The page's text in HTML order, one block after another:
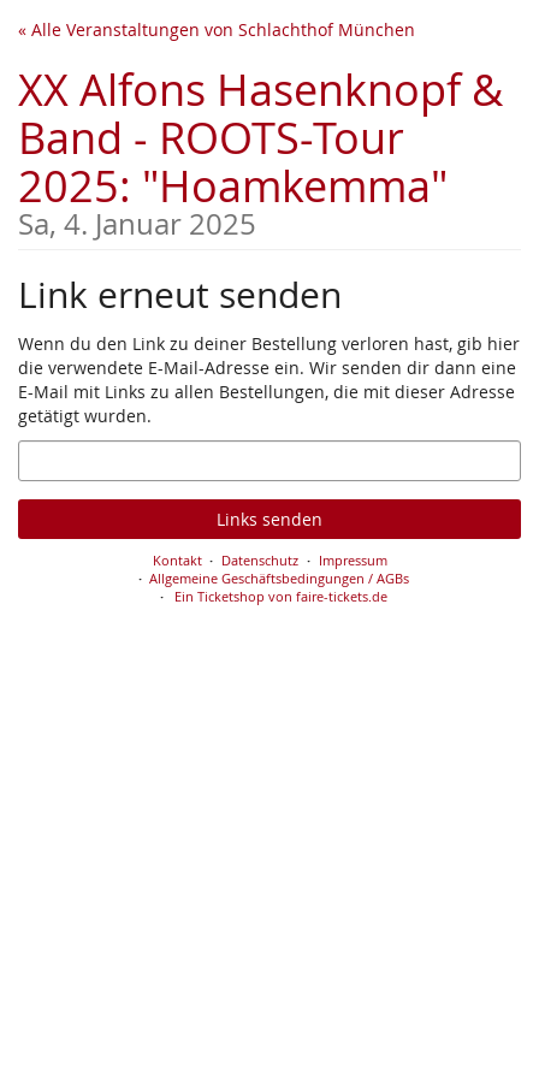
Zum
Inhalt
springen
« Alle Veranstaltungen von Schlachthof München
XX Alfons Hasenknopf &
Band - ROOTS-Tour
2025: "Hoamkemma"
Sa, 4. Januar 2025
Link erneut senden
Wenn du den Link zu deiner Bestellung verloren hast, gib hier
die verwendete E-Mail-Adresse ein. Wir senden dir dann eine
E-Mail mit Links zu allen Bestellungen, die mit dieser Adresse
getätigt wurden.
E-
Mail
Links senden
Kontakt Datenschutz
Impressum
Allgemeine Geschäftsbedingungen / AGBs
Ein Ticketshop von faire-tickets.de